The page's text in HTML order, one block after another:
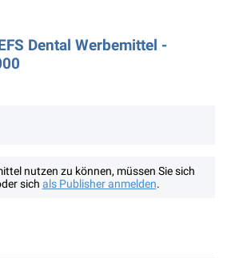
Dental Werbemittel -
nutzen zu können, müssen Sie sich
sich als Publisher anmelden.